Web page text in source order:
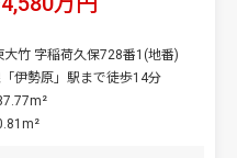
竹 字稲荷久保728番1(地番)
伊勢原」駅まで徒歩14分